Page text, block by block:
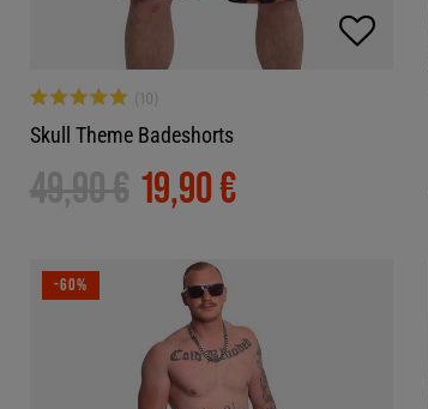
Skull Theme Badeshorts
49,90 € 19,90 €
-60%